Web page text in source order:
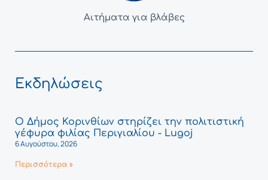
Αιτήματα για βλάβες
Εκδηλώσεις
Ο Δήμος Κορινθίων στηρίζει την πολιτιστική
γέφυρα φιλίας Περιγιαλίου - Lugoj
6 Αυγούστου, 2026
Περισσότερα »